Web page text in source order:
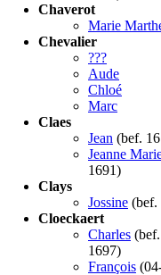
Chaverot
Marie
Chevalier
???
Aude
Chloé
Marc
Claes
Jean (bef.
Jeanne
1691)
Clays
Jossine (bef.
Cloeckaert
Charles (bef.
1697)
François